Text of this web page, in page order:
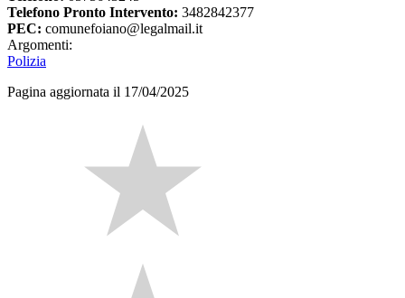
Telefono Pronto Intervento: 3482842377
PEC: comunefoiano@legalmail.it
Argomenti:
Polizia
Pagina aggiornata il 17/04/2025